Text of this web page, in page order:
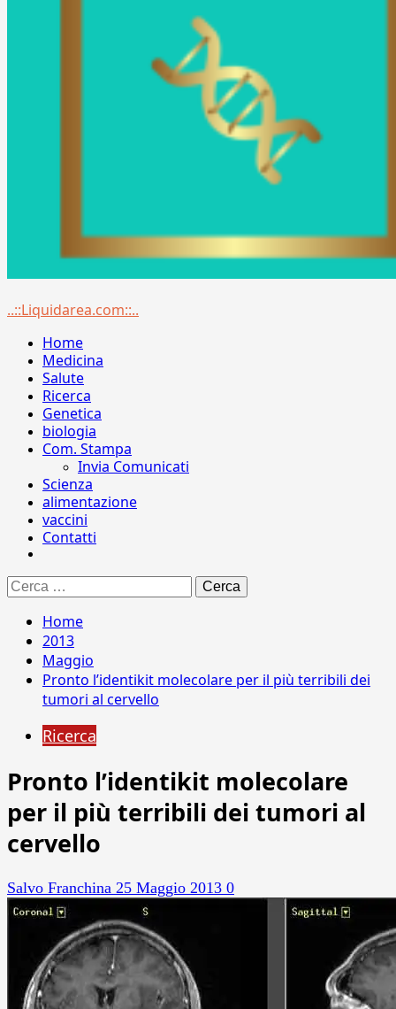
Menu
..::Liquidarea.com::..
Home
Medicina
Salute
Ricerca
Genetica
biologia
Com. Stampa
Invia Comunicati
Scienza
alimentazione
vaccini
Contatti
Ricerca
per:
Home
2013
Maggio
Pronto l’identikit molecolare per il più terribili dei
tumori al cervello
Ricerca
Pronto l’identikit molecolare
per il più terribili dei tumori al
cervello
Salvo Franchina 25 Maggio 2013 0